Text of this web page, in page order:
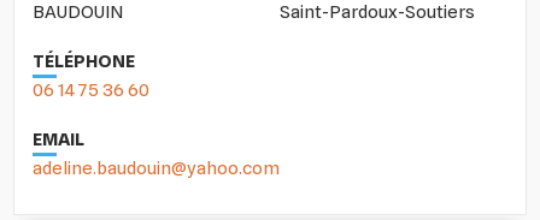
BAUDOUIN
Saint-Pardoux-Soutiers
TÉLÉPHONE
06 14 75 36 60
EMAIL
adeline.baudouin@yahoo.com